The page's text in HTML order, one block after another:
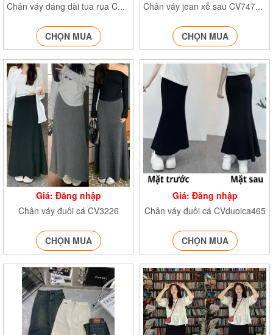
Chân váy dáng dài tua rua CVtuarua7850 CVtuarua7854
CHỌN MUA
Chân váy jean xẻ sau CV7472 CV7475
CHỌN MUA
Giá: Đăng nhập
Chân váy đuôi cá CV3226
CHỌN MUA
Giá: Đăng nhập
Chân váy đuôi cá CVduoica465
CHỌN MUA